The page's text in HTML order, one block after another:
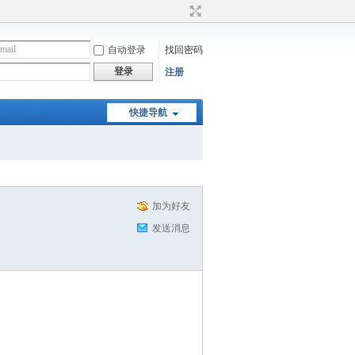
自动登录
找回密码
登录
注册
快捷导航
加为好友
发送消息